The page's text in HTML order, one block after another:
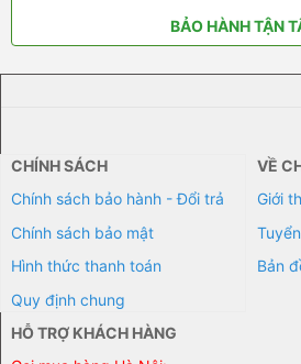
BẢO HÀNH TẬN
CHÍNH SÁCH
Chính sách bảo hành - Đổi trả
Chính sách bảo mật
Hình thức thanh toán
Quy định chung
VỀ
Giới
Bản
HỖ TRỢ KHÁCH HÀNG